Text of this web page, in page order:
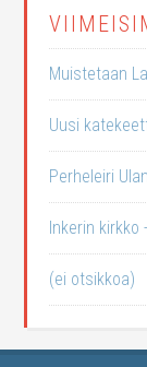
Muistetaan
Uusi
Perheleiri
Inkerin
(ei otsikkoa)